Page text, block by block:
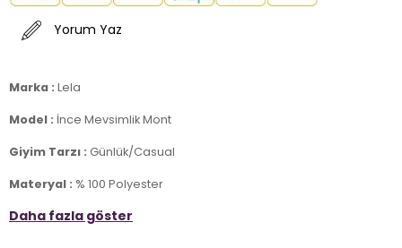
Yorum Yaz
Marka : Lela
Model : İnce Mevsimlik Mont
Giyim Tarzı : Günlük/Casual
Materyal : % 100 Polyester
Yaka Bilgisi :Kapüşonlu Yaka
Daha fazla göster